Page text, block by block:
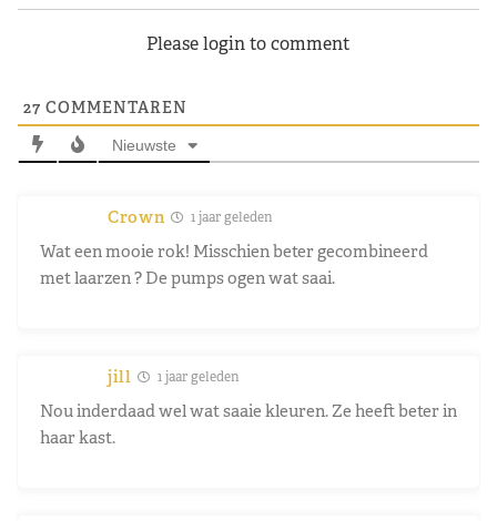
Please login to comment
27 COMMENTAREN
Nieuwste
Crown 1 jaar geleden
Wat een mooie rok! Misschien beter gecombineerd
met laarzen ? De pumps ogen wat saai.
jill 1 jaar geleden
Nou inderdaad wel wat saaie kleuren. Ze heeft beter in
haar kast.